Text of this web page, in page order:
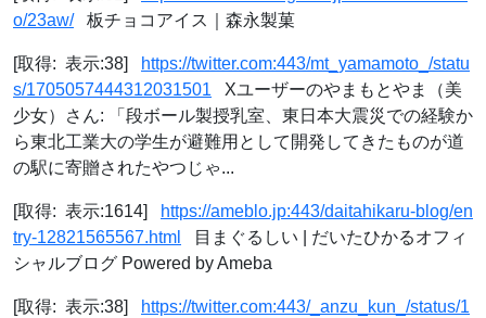
o/23aw/板チョコアイス｜森永製菓
[取得: 表示:38]
https://twitter.com:443/mt_yamamoto_/statu
s/1705057444312031501 Xユーザーのやまもとやま（美
少女）さん: 「段ボール製授乳室、東日本大震災での経験か
ら東北工業大の学生が避難用として開発してきたものが道
の駅に寄贈されたやつじゃ...
[取得: 表示:1614]
https://ameblo.jp:443/daitahikaru-blog/en
try-12821565567.html
目まぐるしい | だいたひかるオフィ
シャルブログ Powered by Ameba
[取得: 表示:38]
https://twitter.com:443/_anzu_kun_/status/1